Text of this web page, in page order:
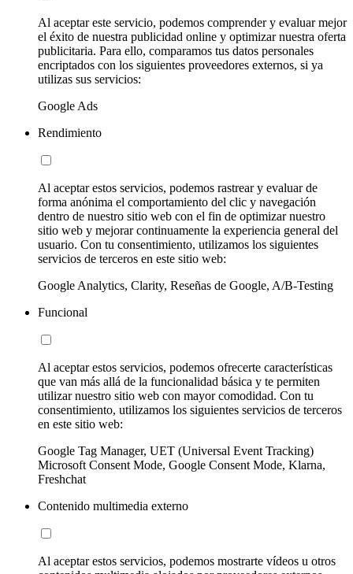
Al aceptar este servicio, podemos comprender y evaluar mejor
el éxito de nuestra publicidad online y optimizar nuestra oferta
publicitaria. Para ello, comparamos tus datos personales
encriptados con los siguientes proveedores externos, si ya
utilizas sus servicios:
Google Ads
Rendimiento
Al aceptar estos servicios, podemos rastrear y evaluar de
forma anónima el comportamiento del clic y navegación
dentro de nuestro sitio web con el fin de optimizar nuestro
sitio web y mejorar continuamente la experiencia general del
usuario. Con tu consentimiento, utilizamos los siguientes
servicios de terceros en este sitio web:
Google Analytics, Clarity, Reseñas de Google, A/B-Testing
Funcional
Al aceptar estos servicios, podemos ofrecerte características
que van más allá de la funcionalidad básica y te permiten
utilizar nuestro sitio web con mayor comodidad. Con tu
consentimiento, utilizamos los siguientes servicios de terceros
en este sitio web:
Google Tag Manager, UET (Universal Event Tracking)
Microsoft Consent Mode, Google Consent Mode, Klarna,
Freshchat
Contenido multimedia externo
Al aceptar estos servicios, podemos mostrarte vídeos u otros